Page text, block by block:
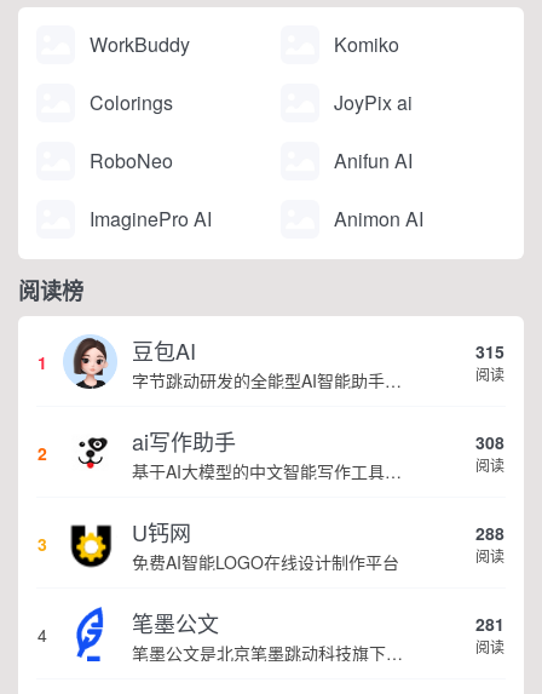
WorkBuddy Komiko
Colorings JoyPix ai
RoboNeo Anifun AI
ImaginePro AI Animon AI
阅读榜
1 豆包AI
字节跳动研发的全能型AI智能助手，提供智能对话、知识问答、内容创作、学习办公等一站式AI服务
315
阅读
2 ai写作助手
基于AI大模型的中文智能写作工具，面向学生、自媒体、职场人士提供一站式文本创作服务 核心定位 AI写作助手是依托人工智能技术打造的创作辅助平台，专注中文文本生成与优化，帮助用户快速完成各类文案、文章、论文等内容创作，提升写作效率 核心功能 ...
308
阅读
3 U钙网
免费AI智能LOGO在线设计制作平台
288
阅读
4 笔墨公文
笔墨公文是北京笔墨跳动科技旗下垂直公文赛道 AIGC 创作平台，深耕体制公文专业场景，依托海量标准公文语料训练专属大模型。平台整合 AI 公文生成、全维度智能校对、范文库、实时更新素材库、标准化公文模板五大核心板块，兼顾公文快速撰写、文稿合...
281
阅读